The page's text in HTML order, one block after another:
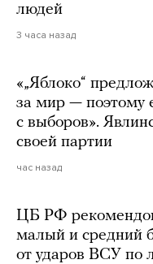
людей
3 часа назад
«„Яблоко“
за мир — поэтому
с выборов».
своей партии
час назад
ЦБ РФ
малый и средний
от ударов ВСУ по